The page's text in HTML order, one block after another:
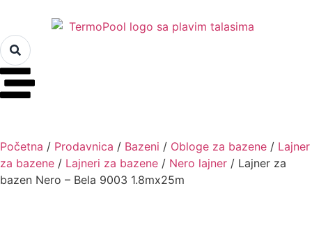
Početna / Prodavnica / Bazeni / Obloge za bazene / Lajner
za bazene / Lajneri za bazene / Nero lajner / Lajner za
bazen Nero – Bela 9003 1.8mx25m